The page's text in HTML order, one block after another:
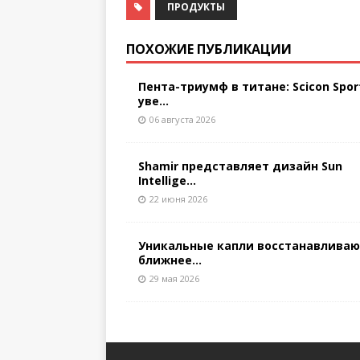
ПРОДУКТЫ
ПОХОЖИЕ ПУБЛИКАЦИИ
Пента-триумф в титане: Scicon
уве...
06 августа 2026
Shamir представляет дизайн Sun
Intellige...
22 июня 2026
Уникальные капли
ближнее...
29 мая 2026